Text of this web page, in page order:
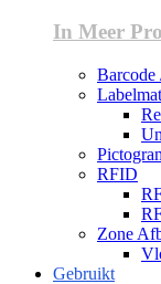
In Meer
Barcode
RFID
Zone
Gebruikt